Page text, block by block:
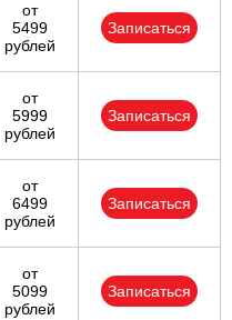
от
5499
рублей
Записаться
от
5999
рублей
Записаться
от
6499
рублей
Записаться
от
5099
рублей
Записаться